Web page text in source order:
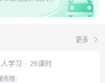
更多
学习 26课时
市场